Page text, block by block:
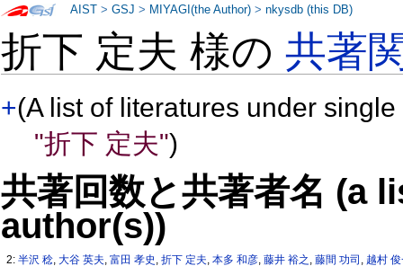
折下 定夫 様の共著
+(A list of literatures under
"折下 定夫")
共著回数と共著者名 (a
author(s))
2:半沢 稔,大谷 英夫,富田 孝史 ,折下 定夫,本多 和彦,藤井 裕之 ,藤間 功司 , 越村
AIST >GSJ > MIYAGI(the Author) >nkysdb (this DB)